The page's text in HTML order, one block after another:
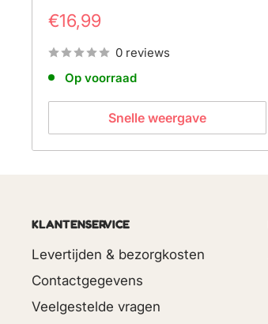
Prijs
€16,99
0 reviews
Op voorraad
Snelle weergave
KLANTENSERVICE
Levertijden & bezorgkosten
Contactgegevens
Veelgestelde vragen